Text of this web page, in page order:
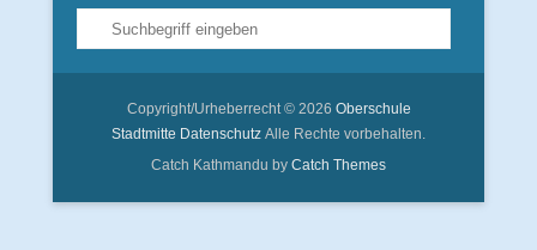
Suche
Copyright/Urheberrecht © 2026 Oberschule
Stadtmitte Datenschutz Alle Rechte vorbehalten.
Catch Kathmandu by Catch Themes